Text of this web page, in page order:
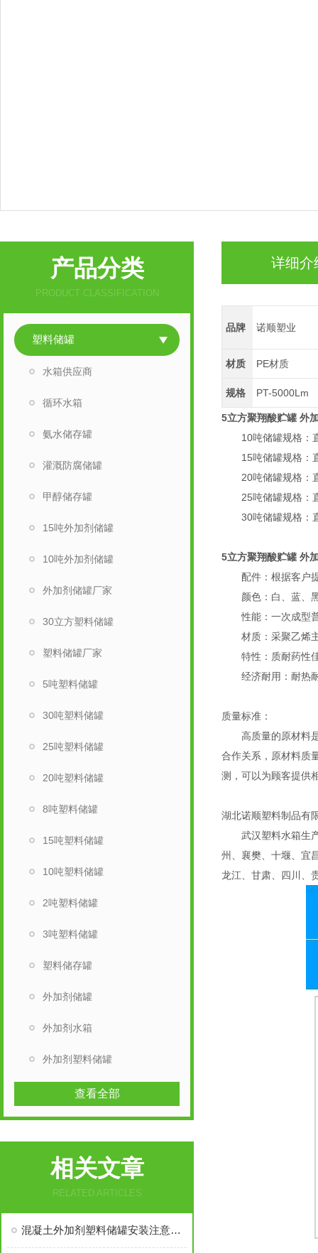
产品分类
PRODUCT CLASSIFICATION
塑料储罐
水箱供应商
循环水箱
氨水储存罐
灌溉防腐储罐
甲醇储存罐
15吨外加剂储罐
10吨外加剂储罐
外加剂储罐厂家
30立方塑料储罐
塑料储罐厂家
5吨塑料储罐
30吨塑料储罐
25吨塑料储罐
20吨塑料储罐
8吨塑料储罐
15吨塑料储罐
10吨塑料储罐
2吨塑料储罐
3吨塑料储罐
塑料储存罐
外加剂储罐
外加剂水箱
外加剂塑料储罐
查看全部
相关文章
RELATED ARTICLES
混凝土外加剂塑料储罐安装注意事项
详细介
品牌 诺顺塑业
材质 PE材质
规格 PT-5000Lm
5立方聚翔酸贮罐 外
10吨储罐规格：
15吨储罐规格：
20吨储罐规格：
25吨储罐规格：
30吨储罐规格：
5立方聚翔酸贮罐 外
配件：根据客户提
颜色：白、蓝、
性能：一次成型普
材质：采聚乙烯主
特性：质耐药性佳
经济耐用：耐热
质量标准：
高质量的原材料是
合作关系，原材料质
测，可以为顾客提供
湖北诺顺塑料制品有
武汉塑料水箱生产
州、襄樊、十堰、宜
龙江、甘肃、四川、